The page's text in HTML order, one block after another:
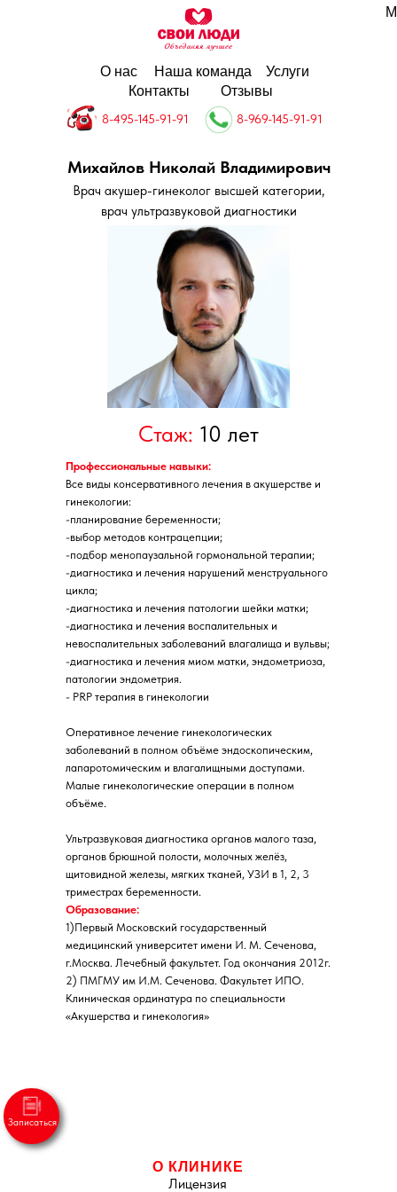
О нас Услуги
Наша команда
8-969-145-91-91
8-495-145-91-91
Контакты Отзывы
Михайлов Николай Владимирович
Врач акушер-гинеколог высшей категории,
врач ультразвуковой диагностики
Стаж: 10 лет
Профессиональные навыки:
Все виды консервативного лечения в акушерстве и
гинекологии:
-планирование беременности;
-выбор методов контрацепции;
-подбор менопаузальной гормональной терапии;
-диагностика и лечения нарушений менструального
цикла;
-диагностика и лечения патологии шейки матки;
-диагностика и лечения воспалительных и
невоспалительных заболеваний влагалища и вульвы;
-диагностика и лечения миом матки, эндометриоза,
патологии эндометрия.
- PRP терапия в гинекологии
Оперативное лечение гинекологических
заболеваний в полном объёме эндоскопическим,
лапаротомическим и влагалищными доступами.
Малые гинекологические операции в полном
объёме.
Ультразвуковая диагностика органов малого таза,
органов брюшной полости, молочных желёз,
щитовидной железы, мягких тканей, УЗИ в 1, 2, 3
триместрах беременности.
Образование:
1)Первый Московский государственный
медицинский университет имени И. М. Сеченова,
г.Москва. Лечебный факультет. Год окончания 2012г.
2) ПМГМУ им И.М. Сеченова. Факультет ИПО.
Клиническая ординатура по специальности
«Акушерства и гинекология»
О КЛИНИКЕ
Лицензия